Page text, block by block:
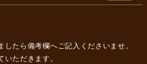
たら備考欄へご記入くださいませ。
ただきます。